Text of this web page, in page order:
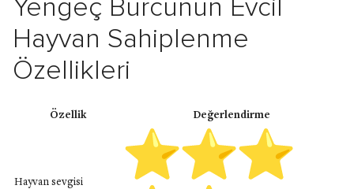
Yengeç Burcunun Evcil
Hayvan Sahiplenme
Özellikleri
Özellik Değerlendirme
Hayvan sevgisi